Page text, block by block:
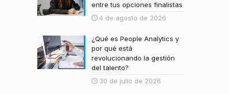
entre tus opciones finalistas
4 de agosto de 2026
¿Qué es People Analytics y
por qué está
revolucionando la gestión
del talento?
30 de julio de 2026